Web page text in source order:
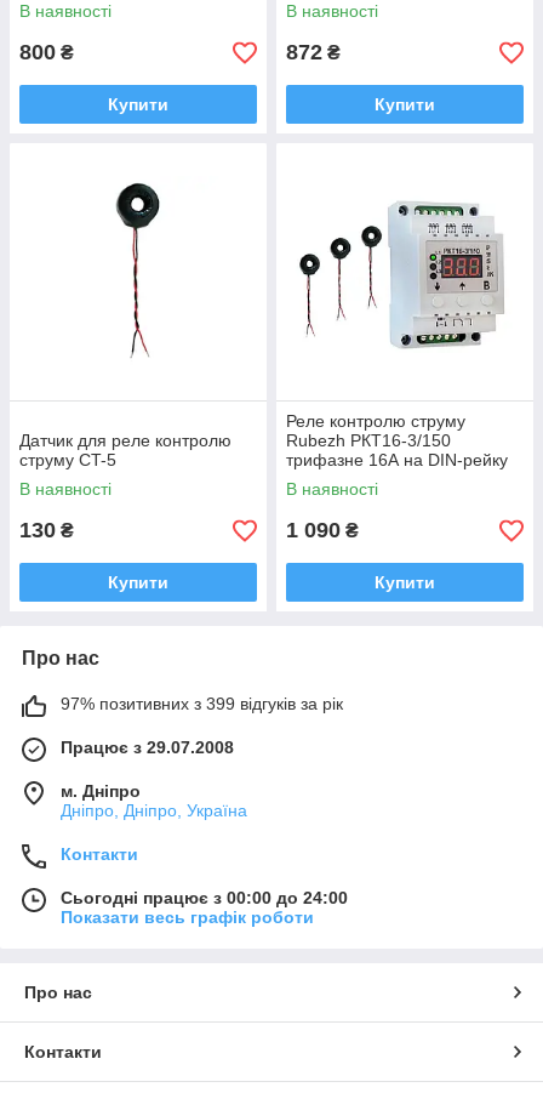
В наявності
800 ₴
Купити
В наявності
872 ₴
Купити
Датчик для реле контролю
струму CT-5
В наявності
130 ₴
Купити
Реле контролю струму
Rubezh РКТ16-3/150
трифазне 16А на DIN-рейку
В наявності
1 090 ₴
Купити
Про нас
97% позитивних з 399 відгуків за рік
Працює з 29.07.2008
м. Дніпро
Дніпро, Дніпро, Україна
Контакти
Сьогодні працює з 00:00 до 24:00
Показати весь графік роботи
Про нас
Контакти